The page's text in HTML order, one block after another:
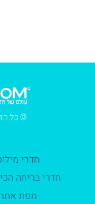
© כל
חדרי
חדרי בריחה
מפת אתר